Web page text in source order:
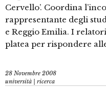
Cervello’. Coordina
rappresentante degli
e Reggio Emilia. I
platea per rispondere
28 Novembre 2008
università | ricerca